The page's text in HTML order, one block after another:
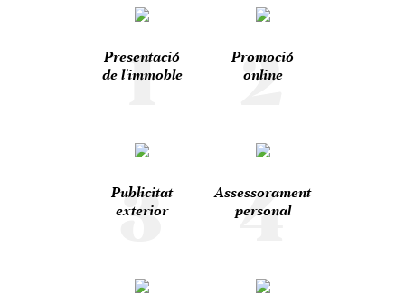
1
Presentació
de l'immoble
2
Promoció
online
3
Publicitat
exterior
4
Assessorament
personal